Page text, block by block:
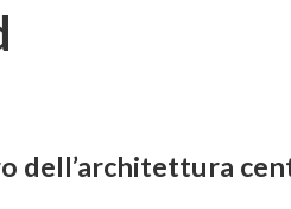
dell’architettura